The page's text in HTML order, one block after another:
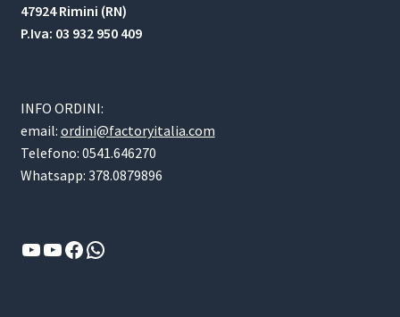
47924 Rimini (RN)
P.Iva: 03 932 950 409
INFO ORDINI:
email: ordini@factoryitalia.com
Telefono: 0541.646270
Whatsapp: 378.0879896
YouTube
YouTube
Facebook
WhatsApp